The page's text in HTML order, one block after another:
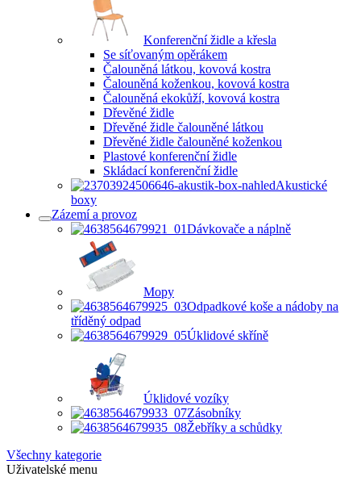
Konferenční židle a křesla
Se síťovaným opěrákem
Čalouněná látkou, kovová kostra
Čalouněná koženkou, kovová kostra
Čalouněná ekokůží, kovová kostra
Dřevěné židle
Dřevěné židle čalouněné látkou
Dřevěné židle čalouněné koženkou
Plastové konferenční židle
Skládací konferenční židle
Akustické
boxy
Zázemí a provoz
Dávkovače a náplně
Mopy
Odpadkové koše a nádoby na
tříděný odpad
Úklidové skříně
Úklidové vozíky
Zásobníky
Žebříky a schůdky
Všechny kategorie
Uživatelské menu